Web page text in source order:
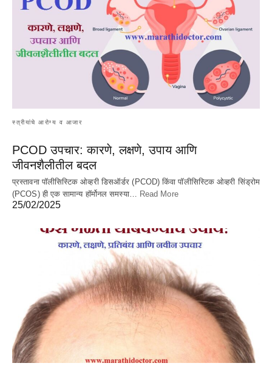
स्त्रीयांचे आरोग्य व आजार
PCOD उपचार: कारणे, लक्षणे, उपाय आणि
जीवनशैलीतील बदल
प्रस्तावना पॉलीसिस्टिक ओव्हरी डिसऑर्डर (PCOD) किंवा पॉलीसिस्टिक ओव्हरी सिंड्रोम
(PCOS) ही एक सामान्य हॉर्मोनल समस्या… Read More
25/02/2025